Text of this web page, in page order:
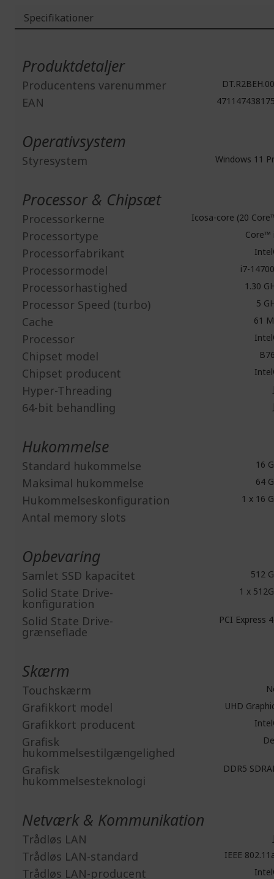
Specifikationer
Produktdetaljer
Producentens varenummer
EAN
Operativsystem
Styresystem Windows 11
Processor & Chipsæt
Processorkerne Icosa-core (20
Processortype Core™
Processorfabrikant
Processormodel i7-
Processorhastighed 1.30
Processor Speed (turbo) 5
Cache 61
Processor
Chipset model
Chipset producent
Hyper-Threading
64-bit behandling
Hukommelse
Standard hukommelse 16
Maksimal hukommelse 64
Hukommelseskonfiguration 1 x 16
Antal memory slots
Opbevaring
Samlet SSD kapacitet 512
Solid State Drive-
konfiguration
1 x
Solid State Drive-
grænseflade
PCI Express
Skærm
Touchskærm
Grafikkort model UHD
Grafikkort producent
Grafisk
hukommelsestilgængelighed
Grafisk
hukommelsesteknologi
DDR5
Netværk & Kommunikation
Trådløs LAN
Trådløs LAN-standard IEEE
Trådløs LAN-producent